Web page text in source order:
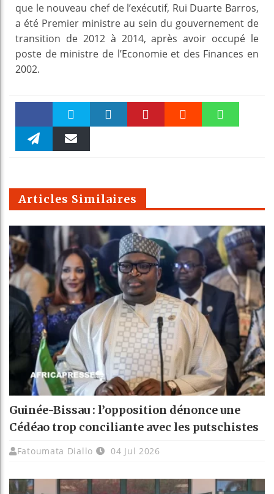
que le nouveau chef de l’exécutif, Rui Duarte Barros,
a été Premier ministre au sein du gouvernement de
transition de 2012 à 2014, après avoir occupé le
poste de ministre de l’Economie et des Finances en
2002.
Faceboo Twitter
m
Articles Similaires
Guinée-Bissau : l’opposition dénonce une
Cédéao trop conciliante avec les putschistes
Fatoumata Diallo 04 Jul 2026